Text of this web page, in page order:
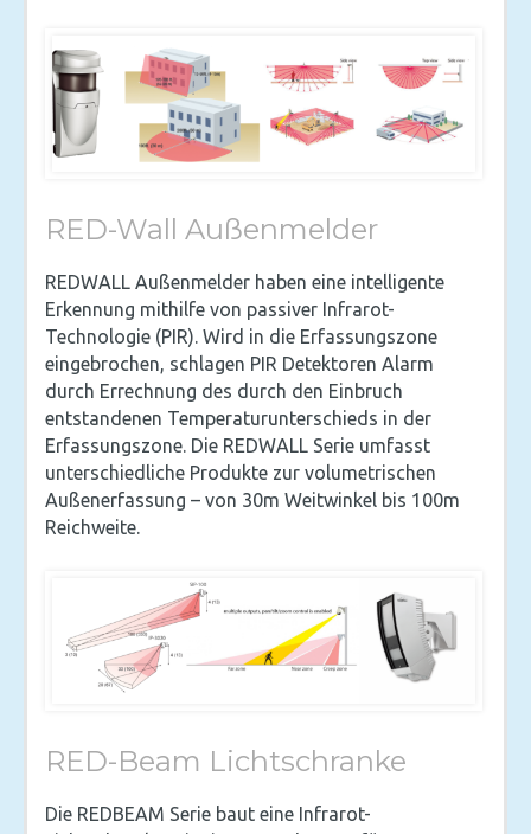
RED-Wall Außenmelder
REDWALL Außenmelder haben eine intelligente
Erkennung mithilfe von passiver Infrarot-
Technologie (PIR). Wird in die Erfassungszone
eingebrochen, schlagen PIR Detektoren Alarm
durch Errechnung des durch den Einbruch
entstandenen Temperaturunterschieds in der
Erfassungszone. Die REDWALL Serie umfasst
unterschiedliche Produkte zur volumetrischen
Außenerfassung – von 30m Weitwinkel bis 100m
Reichweite.
RED-Beam Lichtschranke
Die REDBEAM Serie baut eine Infrarot-